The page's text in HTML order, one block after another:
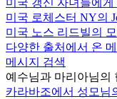
미국 로체스터 NY의
미국 노스 리드빌의
다양한 출처에서 온 메
메시지 검색
예수님과 마리아님의
카라바조에서 성모님